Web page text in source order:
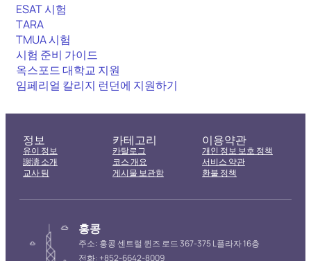
ESAT 시험
TARA
TMUA 시험
시험 준비 가이드
옥스포드 대학교 지원
임페리얼 칼리지 런던에 지원하기
정보
유이 정보
謝濤 소개
교사 팀
카테고리
카탈로그
코스 개요
게시물 보관함
이용약관
개인 정보 보호 정책
서비스 약관
환불 정책
홍콩
주소: 홍콩 센트럴 퀸즈 로드 367-375 L플라자 16층
전화: +852-6642-8009